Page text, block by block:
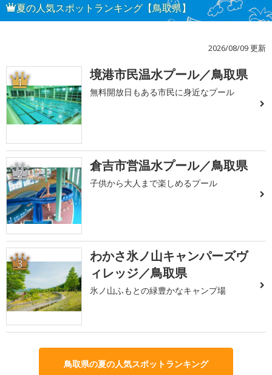
夏の人気スポットランキング【鳥取県】
2026/08/09 更新
1 境港市民温水プール／鳥取県
無料開放日もある市民に身近なプール
2 倉吉市営温水プール／鳥取県
子供から大人まで楽しめるプール
3
わかさ氷ノ山キャンパーズヴ
ィレッジ／鳥取県
氷ノ山ふもとの緑豊かなキャンプ場
鳥取県の夏の人気スポットランキング